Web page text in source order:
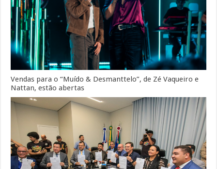
Vendas para o “Muído & Desmanttelo”, de Zé Vaqueiro e
Nattan, estão abertas